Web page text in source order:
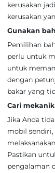
kerusakan
kerusakan
Gunakan
Pemilihan
perlu untuk
untuk
dengan
bakar yang
Cari
Jika Anda
mobil
Pastikan
pengalaman